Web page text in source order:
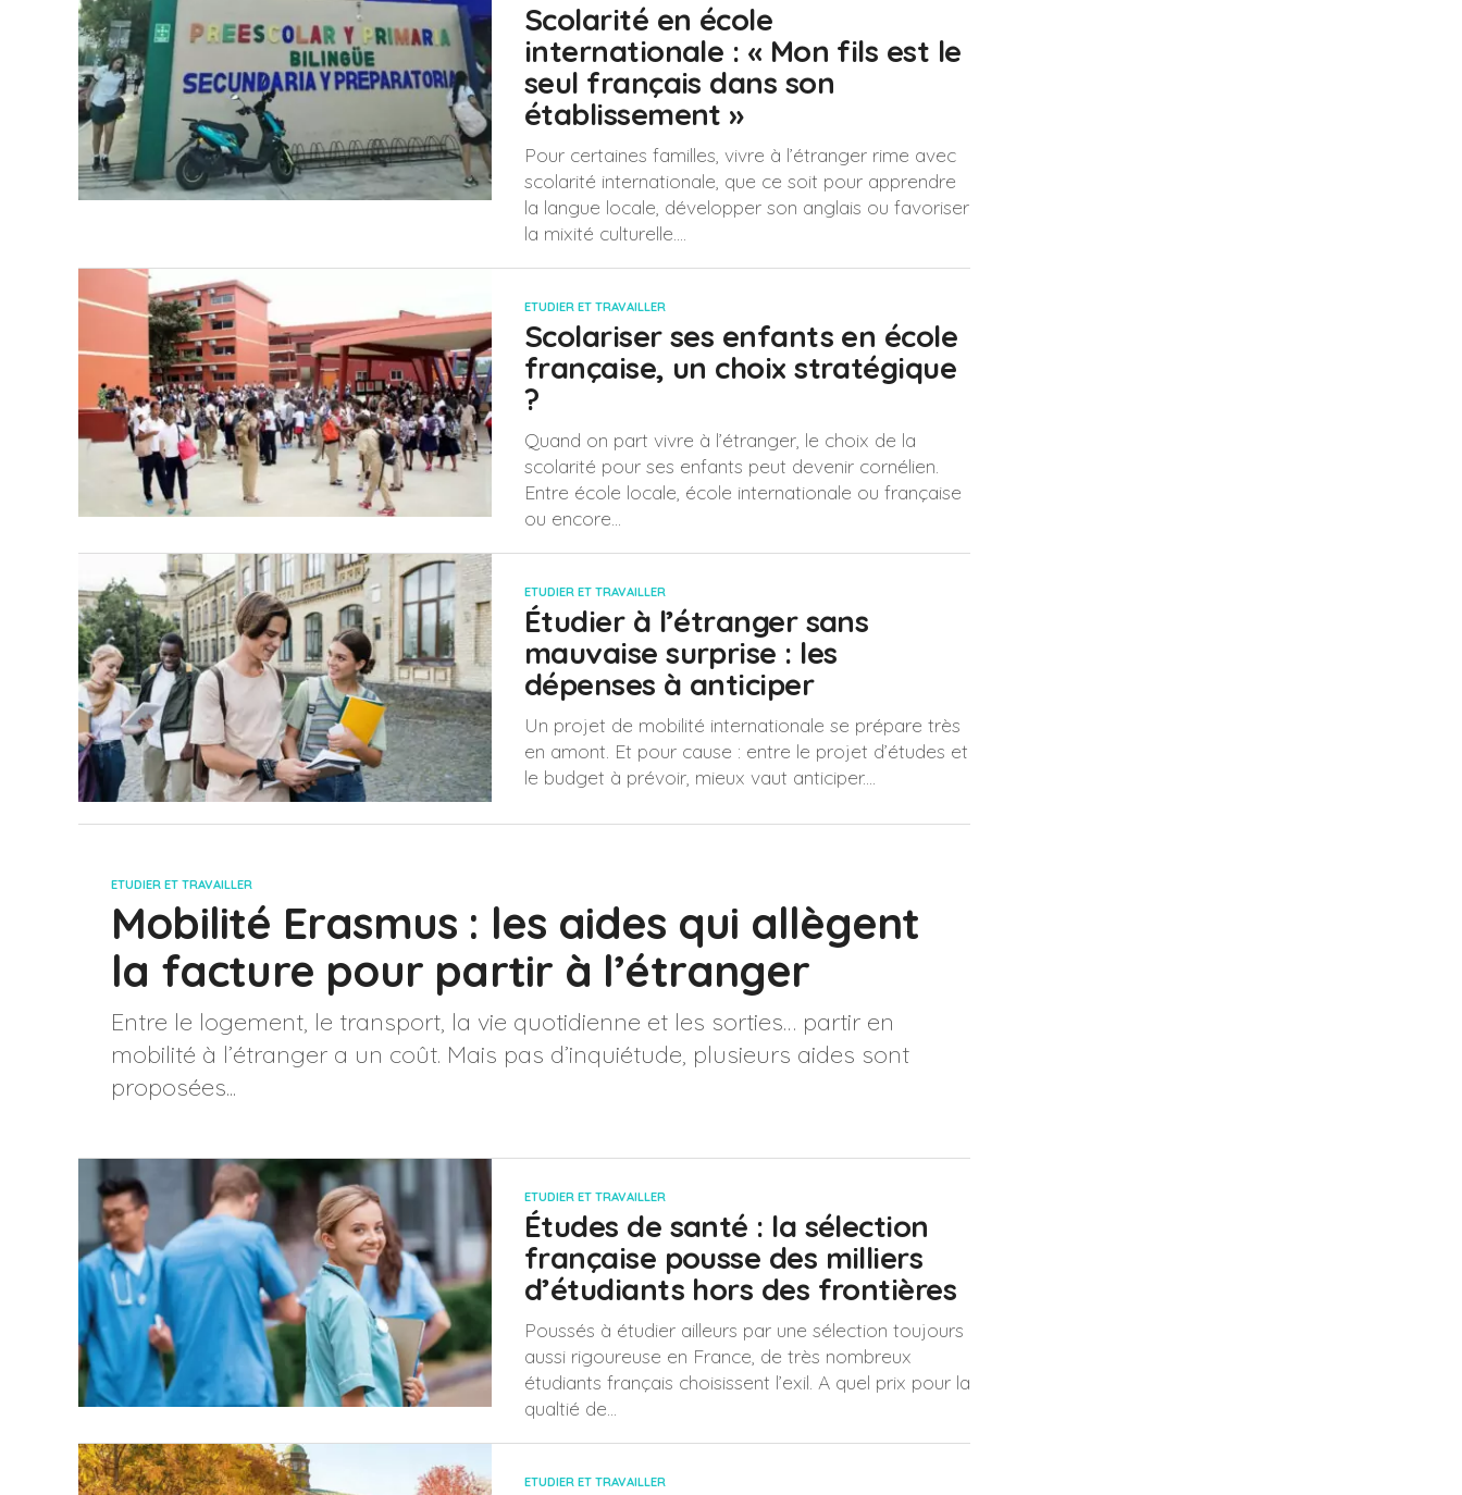
Scolarité en école
internationale : « Mon fils est le
seul français dans son
établissement »
Pour certaines familles, vivre à l’étranger rime avec
scolarité internationale, que ce soit pour apprendre
la langue locale, développer son anglais ou favoriser
la mixité culturelle....
ETUDIER ET TRAVAILLER
Scolariser ses enfants en école
française, un choix stratégique
?
Quand on part vivre à l’étranger, le choix de la
scolarité pour ses enfants peut devenir cornélien.
Entre école locale, école internationale ou française
ou encore...
ETUDIER ET TRAVAILLER
Étudier à l’étranger sans
mauvaise surprise : les
dépenses à anticiper
Un projet de mobilité internationale se prépare très
en amont. Et pour cause : entre le projet d’études et
le budget à prévoir, mieux vaut anticiper....
ETUDIER ET TRAVAILLER
Mobilité Erasmus : les aides qui allègent
la facture pour partir à l’étranger
Entre le logement, le transport, la vie quotidienne et les sorties… partir en
mobilité à l’étranger a un coût. Mais pas d’inquiétude, plusieurs aides sont
proposées...
ETUDIER ET TRAVAILLER
Études de santé : la sélection
française pousse des milliers
d’étudiants hors des frontières
Poussés à étudier ailleurs par une sélection toujours
aussi rigoureuse en France, de très nombreux
étudiants français choisissent l’exil. A quel prix pour la
qualtié de...
ETUDIER ET TRAVAILLER